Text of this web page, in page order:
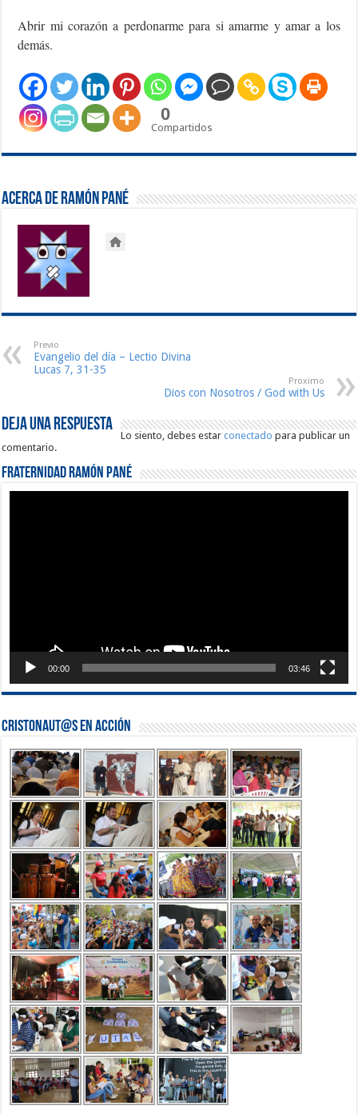
Abrir mi corazón a perdonarme para si amarme y amar a los
demás.
0
Compartidos
Acerca de Ramón Pané
Previo
Evangelio del día – Lectio Divina
Lucas 7, 31-35
Proximo
Dios con Nosotros / God with Us
Deja una respuesta
Lo siento, debes estarconectado para publicar un
comentario.
Fraternidad Ramón Pané
00:00 03:46
Cristonaut@s en Acción